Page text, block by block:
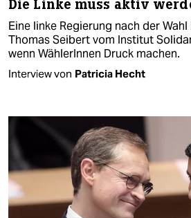
Die Linke muss aktiv
Eine linke Regierung nach der
Thomas Seibert vom Institut
wenn WählerInnen Druck machen.
Interview von Patricia Hecht